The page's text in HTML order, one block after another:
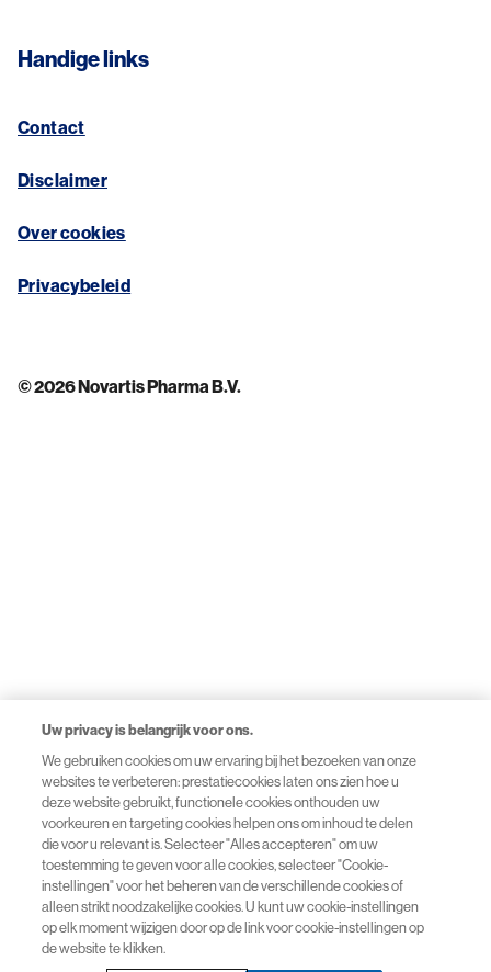
Handige links
Contact
Disclaimer
Over cookies
Privacybeleid
© 2026 Novartis Pharma B.V.
Uw privacy is belangrijk voor ons.
We gebruiken cookies om uw ervaring bij het bezoeken van onze
websites te verbeteren: prestatiecookies laten ons zien hoe u
deze website gebruikt, functionele cookies onthouden uw
voorkeuren en targeting cookies helpen ons om inhoud te delen
die voor u relevant is. Selecteer "Alles accepteren" om uw
toestemming te geven voor alle cookies, selecteer "Cookie-
instellingen" voor het beheren van de verschillende cookies of
alleen strikt noodzakelijke cookies. U kunt uw cookie-instellingen
op elk moment wijzigen door op de link voor cookie-instellingen op
de website te klikken.